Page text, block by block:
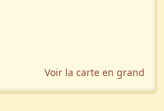
Voir la carte en grand